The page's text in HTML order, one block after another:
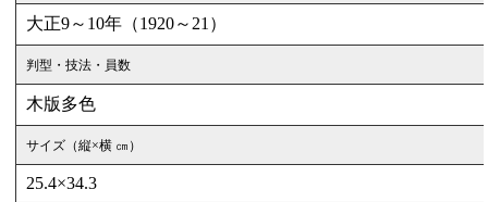
大正9～10年（1920～21）
判型・技法・員数
木版多色
サイズ（縦×横 ㎝）
25.4×34.3